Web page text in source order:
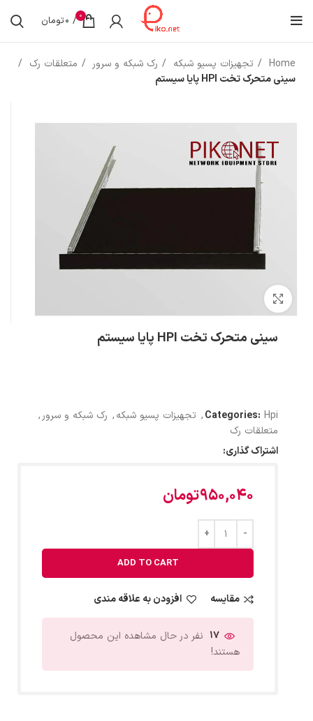
0
/
0تومان
Home تجهیزات پسیو شبکه رک شبکه و سرور
متعلقات رک
سینی متحرک تخت HPI پایا سیستم
سینی متحرک تخت HPI پایا سیستم
Categories: Hpi
, تجهیزات پسیو شبکه, رک شبکه و سرور,
متعلقات رک
اشتراک گذاری:
950,040تومان
ADD TO CART
مقایسه افزودن به علاقه مندی
17 نفر در حال مشاهده این محصول
هستند!